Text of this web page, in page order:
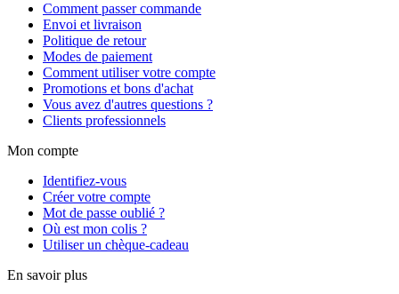
Comment passer commande
Envoi et livraison
Politique de retour
Modes de paiement
Comment utiliser votre compte
Promotions et bons d'achat
Vous avez d'autres questions ?
Clients professionnels
Mon compte
Identifiez-vous
Créer votre compte
Mot de passe oublié ?
Où est mon colis ?
Utiliser un chèque-cadeau
En savoir plus